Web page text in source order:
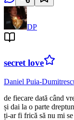
DP
secret love
Daniel Puia-
de fiecare dată când
și dai la o parte
ți-ar fi frică să nu mi